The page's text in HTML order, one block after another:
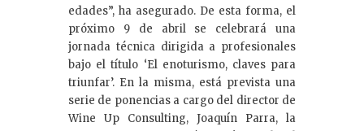
edades”, ha asegurado. De esta forma, el
próximo 9 de abril se celebrará una
jornada técnica dirigida a profesionales
bajo el título ‘El enoturismo, claves para
triunfar’. En la misma, está prevista una
serie de ponencias a cargo del director de
Wine Up Consulting, Joaquín Parra, la